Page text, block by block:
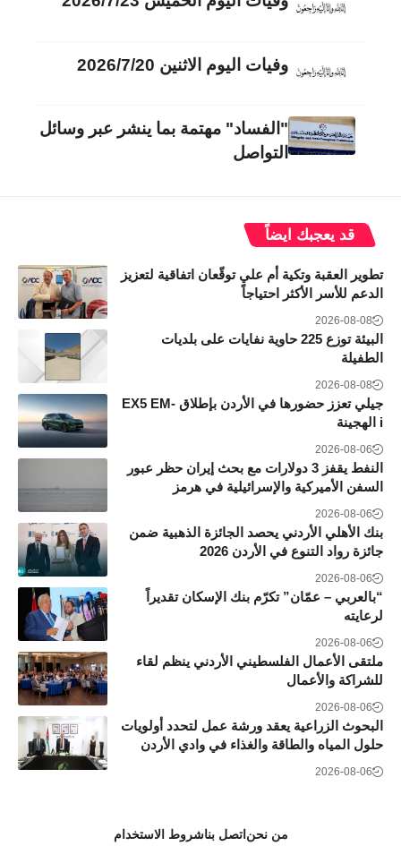
وفيات اليوم الاثنين 2026/7/20
"الفساد" مهتمة بما ينشر عبر وسائل
التواصل
قد يعجبك ايضاً
تطوير العقبة وتكية أم علي توقّعان اتفاقية لتعزيز
الدعم للأسر الأكثر احتياجاً
2026-08-08
البيئة توزع 225 حاوية نفايات على بلديات
الطفيلة
2026-08-08
جيلي تعزز حضورها في الأردن بإطلاق EX5 EM-
i الهجينة
2026-08-06
النفط يقفز 3 دولارات مع بحث إيران حظر عبور
السفن الأميركية والإسرائيلية في هرمز
2026-08-06
بنك الأهلي الأردني يحصد الجائزة الذهبية ضمن
جائزة رواد التنوع في الأردن 2026
2026-08-06
“بالعربي – عمّان” تكرّم بنك الإسكان تقديراً
لرعايته
2026-08-06
ملتقى الأعمال الفلسطيني الأردني ينظم لقاء
للشراكة والأعمال
2026-08-06
البحوث الزراعية يعقد ورشة عمل لتحدد أولويات
حلول المياه والطاقة والغذاء في وادي الأردن
2026-08-06
من نحن اتصل بناشروط الاستخدام